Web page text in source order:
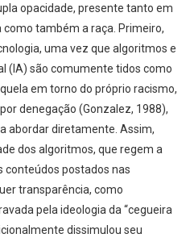
opacidade, presente tanto em
também a raça. Primeiro,
uma vez que algoritmos e
(IA) são comumente tidos como
em torno do próprio racismo,
denegação (Gonzalez, 1988),
abordar diretamente. Assim,
dos algoritmos, que regem a
conteúdos postados nas
transparência, como
pela ideologia da “cegueira
dissimulou seu